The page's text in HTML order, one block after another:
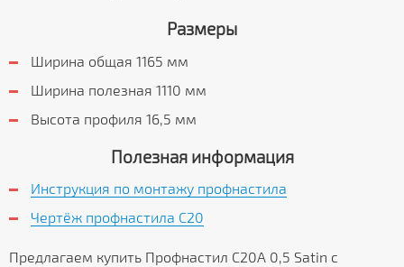
Размеры
Ширина общая 1165 мм
Ширина полезная 1110 мм
Высота профиля 16,5 мм
Полезная информация
Инструкция по монтажу профнастила
Чертёж профнастила C20
Предлагаем купить Профнастил С20А 0,5 Satin с